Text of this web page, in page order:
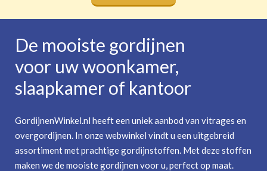
De mooiste gordijnen
voor uw woonkamer,
slaapkamer of kantoor
GordijnenWinkel.nl heeft een uniek aanbod van vitrages en
overgordijnen. In onze webwinkel vindt u een uitgebreid
assortiment met prachtige gordijnstoffen. Met deze stoffen
maken we de mooiste gordijnen voor u, perfect op maat.